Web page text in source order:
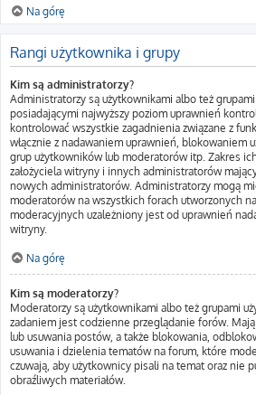
Na górę
Rangi użytkownika i grupy
Kim są administratorzy?
Administratorzy są użytkownikami albo też
posiadającymi najwyższy poziom uprawnień
kontrolować wszystkie zagadnienia związane z
włącznie z nadawaniem uprawnień, blokowaniem
grup użytkowników lub moderatorów itp. Zakres
założyciela witryny i innych administratorów
nowych administratorów. Administratorzy mogą
moderatorów na wszystkich forach utworzonych
moderacyjnych uzależniony jest od uprawnień
witryny.
Na górę
Kim są moderatorzy?
Moderatorzy są użytkownikami albo też grupami
zadaniem jest codzienne przeglądanie forów.
lub usuwania postów, a także blokowania,
usuwania i dzielenia tematów na forum, które
czuwają, aby użytkownicy pisali na temat oraz nie
obraźliwych materiałów.